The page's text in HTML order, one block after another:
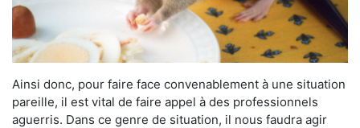
Ainsi donc, pour faire face convenablement à une situation
pareille, il est vital de faire appel à des professionnels
aguerris. Dans ce genre de situation, il nous faudra agir